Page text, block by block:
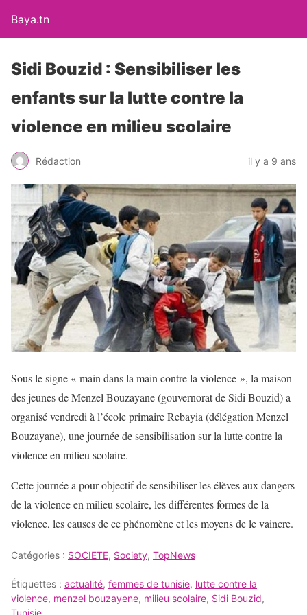
Baya.tn
Sidi Bouzid : Sensibiliser les
enfants sur la lutte contre la
violence en milieu scolaire
Rédaction il y a 9 ans
Sous le signe « main dans la main contre la violence », la maison
des jeunes de Menzel Bouzayane (gouvernorat de Sidi Bouzid) a
organisé vendredi à l’école primaire Rebayia (délégation Menzel
Bouzayane), une journée de sensibilisation sur la lutte contre la
violence en milieu scolaire.
Cette journée a pour objectif de sensibiliser les élèves aux dangers
de la violence en milieu scolaire, les différentes formes de la
violence, les causes de ce phénomène et les moyens de le vaincre.
Catégories : SOCIETE, Society, TopNews
Étiquettes : actualité, femmes de tunisie, lutte contre la
violence, menzel bouzayene, milieu scolaire, Sidi Bouzid,
Tunisie